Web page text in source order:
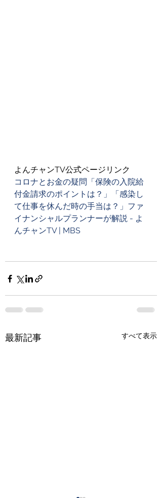
よんチャンTV公式ページリンク
コロナとお金の疑問「保険の入院給
付金請求のポイントは？」「感染し
て仕事を休んだ時の手当は？」ファ
イナンシャルプランナーが解説 - よ
んチャンTV | MBS
最新記事 すべて表示